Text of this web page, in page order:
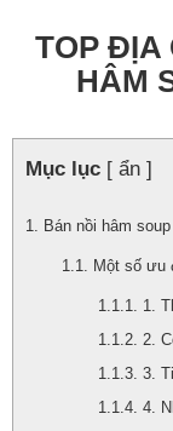
TOP ĐỊA
HÂM
Mục lục [ ẩn ]
Bán nồi hâm
Một số ưu
1.
2.
3.
4.